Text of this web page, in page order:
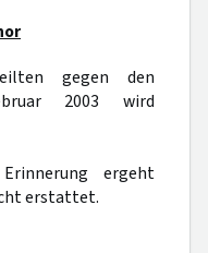
gegen den
2003 wird
ergeht
erstattet.